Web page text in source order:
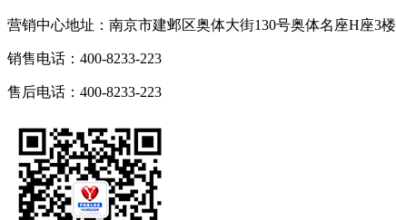
营销中心地址：南京市建邺区奥体大街130号奥体名座H座3楼
销售电话：400-8233-223
售后电话：400-8233-223